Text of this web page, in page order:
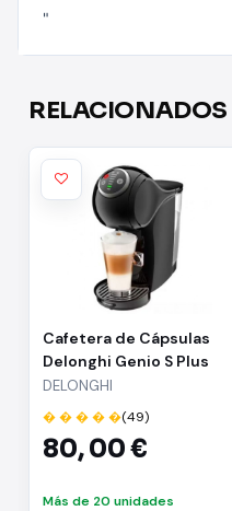
"
RELACIONADOS
Cafetera de Cápsulas
Delonghi Genio S Plus
EDG315.B/ Negra
DELONGHI
� � � � �(49)
80,00 €
Más de 20 unidades